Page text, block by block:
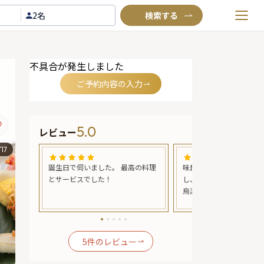
2名
TOP
よくあるご質問
お問い合わせ
17
不具合が発生しました
ご予約内容の入力
レビュー5.0
がよ
こと
誕生日で伺いました。 最高の料理
とサービスでした！
味良し、見た目良し、雰
し、接客良しで私が評価
烏滸がましいくらい素晴
ても満足いく料理と接客
5件のレビュー